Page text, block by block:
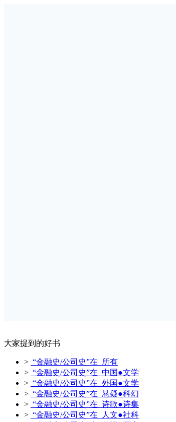
大家提到的好书
> “金融史/公司史”在 所有
> “金融史/公司史”在 中国●文学
> “金融史/公司史”在 外国●文学
> “金融史/公司史”在 悬疑●科幻
> “金融史/公司史”在 诗歌●诗集
> “金融史/公司史”在 人文●社科